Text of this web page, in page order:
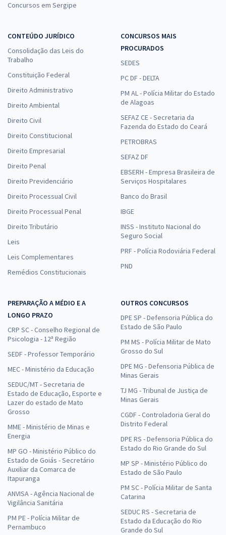
Concursos em Sergipe
CONTEÚDO JURÍDICO
Consolidação das Leis do
Trabalho
Constituição Federal
Direito Administrativo
Direito Ambiental
Direito Civil
Direito Constitucional
Direito Empresarial
Direito Penal
Direito Previdenciário
Direito Processual Civil
Direito Processual Penal
Direito Tributário
Leis
Leis Complementares
Remédios Constitucionais
CONCURSOS MAIS
PROCURADOS
SEDES
PC DF - DELTA
PM AL - Polícia Militar do Estado
de Alagoas
SEFAZ CE - Secretaria da
Fazenda do Estado do Ceará
PETROBRAS
SEFAZ DF
EBSERH - Empresa Brasileira de
Serviços Hospitalares
Banco do Brasil
IBGE
INSS - Instituto Nacional do
Seguro Social
PRF - Polícia Rodoviária Federal
PND
PREPARAÇÃO A MÉDIO E A
LONGO PRAZO
CRP SC - Conselho Regional de
Psicologia - 12ª Região
SEDF - Professor Temporário
MEC - Ministério da Educação
SEDUC/MT - Secretaria de
Estado de Educação, Esporte e
Lazer do estado de Mato
Grosso
MME - Ministério de Minas e
Energia
MP GO - Ministério Público do
Estado de Goiás - Secretário
Auxiliar da Comarca de
Itapuranga
ANVISA - Agência Nacional de
Vigilância Sanitária
PM PE - Polícia Militar de
Pernambuco
OUTROS CONCURSOS
DPE SP - Defensoria Pública do
Estado de São Paulo
PM MS - Polícia Militar de Mato
Grosso do Sul
DPE MG - Defensoria Pública de
Minas Gerais
TJ MG - Tribunal de Justiça de
Minas Gerais
CGDF - Controladoria Geral do
Distrito Federal
DPE RS - Defensoria Pública do
Estado do Rio Grande do Sul
MP SP - Ministério Público do
Estado de São Paulo
PM SC - Polícia Militar de Santa
Catarina
SEDUC RS - Secretaria de
Estado da Educação do Rio
Grande do Sul